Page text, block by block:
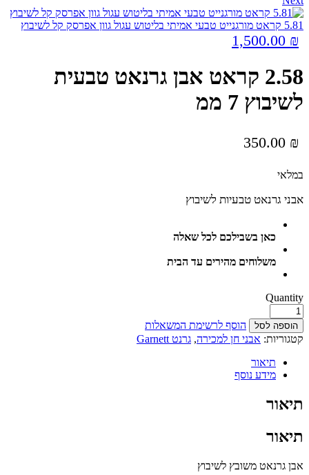
5.81 קראט מורגנייט טבעי אמיתי בליטוש עגול גוון אפרסק קל לשיבוץ
1,500.00 ₪
2.58 קראט אבן גרנאט טבעית
לשיבוץ 7 ממ
350.00 ₪
Availability:
במלאי
אבני גרנאט טבעיות לשיבוץ
כאן בשבילכם לכל שאלה
משלוחים מהירים עד הבית
Quantity
הוספה לסל
הוסף לרשימת המשאלות
קטגוריות: אבני חן למכירה, גרנט Garnett
תיאור
מידע נוסף
תיאור
תיאור
אבן גרנאט משובץ לשיבוץ